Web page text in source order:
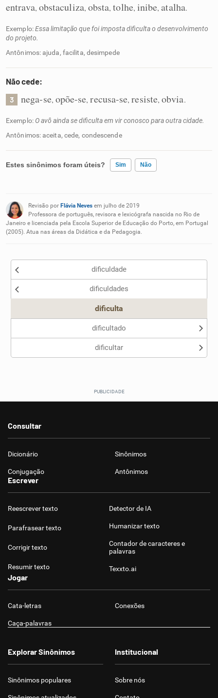
Sinônimos
entrava, obstaculiza, obsta,tolhe, inibe,atalha.
Exemplo:Essa limitação que foi imposta dificulta o desenvolvimento
do projeto.
Antônimos: ajuda, facilita, desimpede
Não cede:
3 nega-se, opõe-se,recusa-se,resiste,obvia.
Exemplo: O avô ainda se dificulta em vir conosco para outra cidade.
Antônimos: aceita, cede, condescende
Estes sinônimos foram úteis? Sim Não
Nenhum dos sinônimos apresentados me ajudou
Outro
Revisão por Flávia Neves em julho de 2019
Professora de português, revisora e lexicógrafa nascida no Rio de
Janeiro e licenciada pela Escola Superior de Educação do Porto, em Portugal
(2005). Atua nas áreas da Didática e da Pedagogia.
dificuldade
dificuldades
dificulta
dificultado
dificultar
Consultar
Dicionário Sinônimos
Conjugação Antônimos
Escrever
Reescrever texto
Parafrasear texto
Corrigir texto
Resumir texto
Detector de IA
Humanizar texto
Contador de caracteres e
palavras
Texxto.ai
Jogar
Cata-letras Conexões
Caça-palavras
Explorar Sinônimos
Sinônimos populares
Institucional
Sobre nós